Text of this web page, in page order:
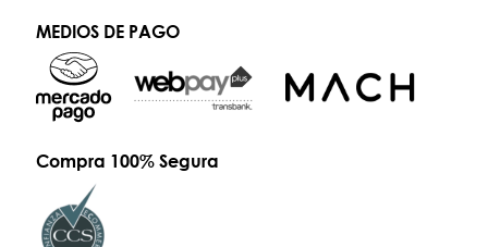
MEDIOS DE PAGO
Compra 100% Segura